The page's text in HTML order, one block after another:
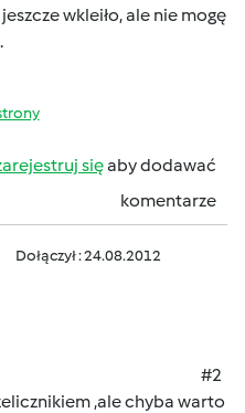
wkleiło, ale nie mogę
sięaby dodawać
komentarze
Dołączył : 24.08.2012
#2
,ale chyba warto